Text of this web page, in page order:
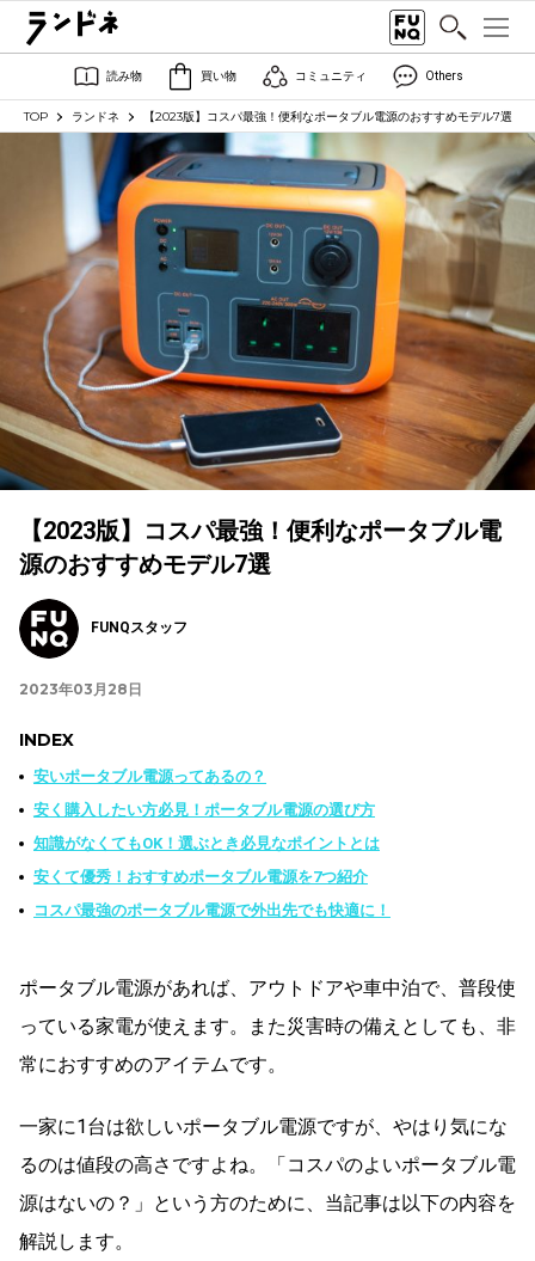
読み物 買い物 コミュニティ Others
TOP ランドネ 【2023版】コスパ最強！便利なポータブル電源のおすすめモデル7選
【2023版】コスパ最強！便利なポータブル電
源のおすすめモデル7選
FUNQスタッフ
2023年03月28日
INDEX
安いポータブル電源ってあるの？
安く購入したい方必見！ポータブル電源の選び方
知識がなくてもOK！選ぶとき必見なポイントとは
安くて優秀！おすすめポータブル電源を7つ紹介
コスパ最強のポータブル電源で外出先でも快適に！
ポータブル電源があれば、アウトドアや車中泊で、普段使
っている家電が使えます。また災害時の備えとしても、非
常におすすめのアイテムです。
一家に1台は欲しいポータブル電源ですが、やはり気にな
るのは値段の高さですよね。「コスパのよいポータブル電
源はないの？」という方のために、当記事は以下の内容を
解説します。